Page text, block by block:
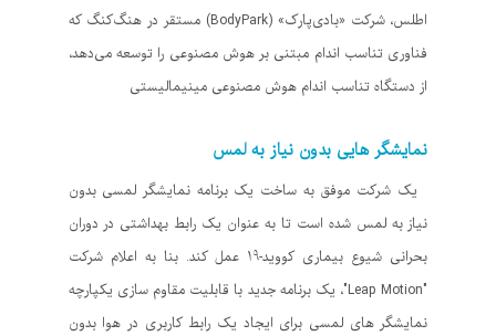
اطلس، شرکت «بادی‌پارک» (BodyPark) مستقر در هنگ‌کنگ که
فناوری تناسب اندام مبتنی بر هوش مصنوعی را توسعه می‌دهد،
از دستگاه تناسب اندام هوش مصنوعی مینیمالیستی
نمایشگر هایی بدون نیاز به لمس
یک شرکت موفق به ساخت یک برنامه نمایشگر لمسی بدون
نیاز به لمس شده است تا به عنوان یک رابط بهداشتی در دوران
بحرانی شیوع بیماری کووید-19 عمل کند. بنا به اعلام شرکت
"Leap Motion"، یک برنامه جدید با قابلیت مقاوم سازی یکپارچه
نمایشگر های لمسی برای ایجاد یک رابط کاربری در هوا بدون